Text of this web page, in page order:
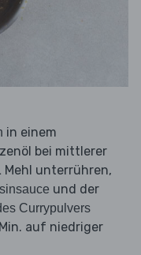
in einem
bei mittlerer
Mehl unterrühren,
und der
Currypulvers
auf niedriger